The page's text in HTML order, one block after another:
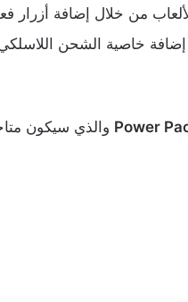
من خلال إضافة أزرار
خاصية الشحن
والذي سيكون